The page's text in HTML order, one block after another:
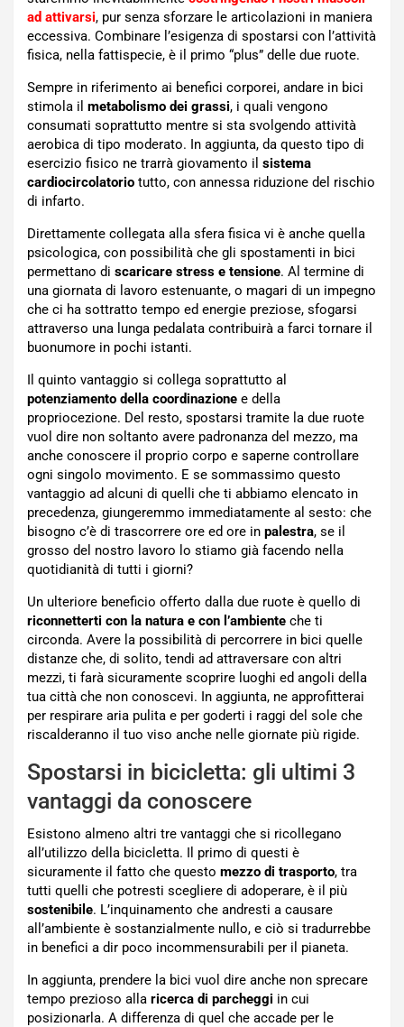
ad attivarsi, pur senza sforzare le articolazioni in maniera
eccessiva. Combinare l’esigenza di spostarsi con l’attività
fisica, nella fattispecie, è il primo “plus” delle due ruote.
Sempre in riferimento ai benefici corporei, andare in bici
stimola il metabolismo dei grassi, i quali vengono
consumati soprattutto mentre si sta svolgendo attività
aerobica di tipo moderato. In aggiunta, da questo tipo di
esercizio fisico ne trarrà giovamento il sistema
cardiocircolatorio tutto, con annessa riduzione del rischio
di infarto.
Direttamente collegata alla sfera fisica vi è anche quella
psicologica, con possibilità che gli spostamenti in bici
permettano di scaricare stress e tensione. Al termine di
una giornata di lavoro estenuante, o magari di un impegno
che ci ha sottratto tempo ed energie preziose, sfogarsi
attraverso una lunga pedalata contribuirà a farci tornare il
buonumore in pochi istanti.
Il quinto vantaggio si collega soprattutto al
potenziamento della coordinazione e della
propriocezione. Del resto, spostarsi tramite la due ruote
vuol dire non soltanto avere padronanza del mezzo, ma
anche conoscere il proprio corpo e saperne controllare
ogni singolo movimento. E se sommassimo questo
vantaggio ad alcuni di quelli che ti abbiamo elencato in
precedenza, giungeremmo immediatamente al sesto: che
bisogno c’è di trascorrere ore ed ore in palestra, se il
grosso del nostro lavoro lo stiamo già facendo nella
quotidianità di tutti i giorni?
Un ulteriore beneficio offerto dalla due ruote è quello di
riconnetterti con la natura e con l’ambiente che ti
circonda. Avere la possibilità di percorrere in bici quelle
distanze che, di solito, tendi ad attraversare con altri
mezzi, ti farà sicuramente scoprire luoghi ed angoli della
tua città che non conoscevi. In aggiunta, ne approfitterai
per respirare aria pulita e per goderti i raggi del sole che
riscalderanno il tuo viso anche nelle giornate più rigide.
Spostarsi in bicicletta: gli ultimi 3
vantaggi da conoscere
Esistono almeno altri tre vantaggi che si ricollegano
all’utilizzo della bicicletta. Il primo di questi è
sicuramente il fatto che questo mezzo di trasporto, tra
tutti quelli che potresti scegliere di adoperare, è il più
sostenibile. L’inquinamento che andresti a causare
all’ambiente è sostanzialmente nullo, e ciò si tradurrebbe
in benefici a dir poco incommensurabili per il pianeta.
In aggiunta, prendere la bici vuol dire anche non sprecare
tempo prezioso alla ricerca di parcheggi in cui
posizionarla. A differenza di quel che accade per le